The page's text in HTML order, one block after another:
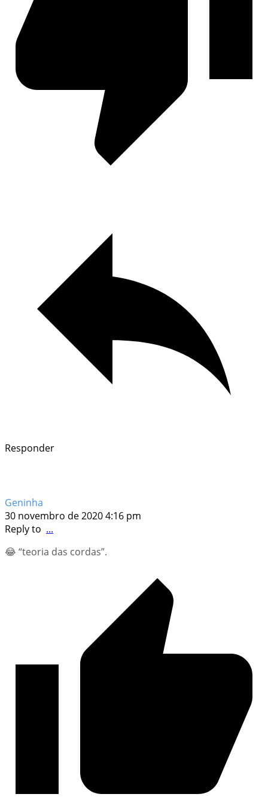
Responder
Geninha
30 novembro de 2020 4:16 pm
Reply to ...
😂 “teoria das cordas”.